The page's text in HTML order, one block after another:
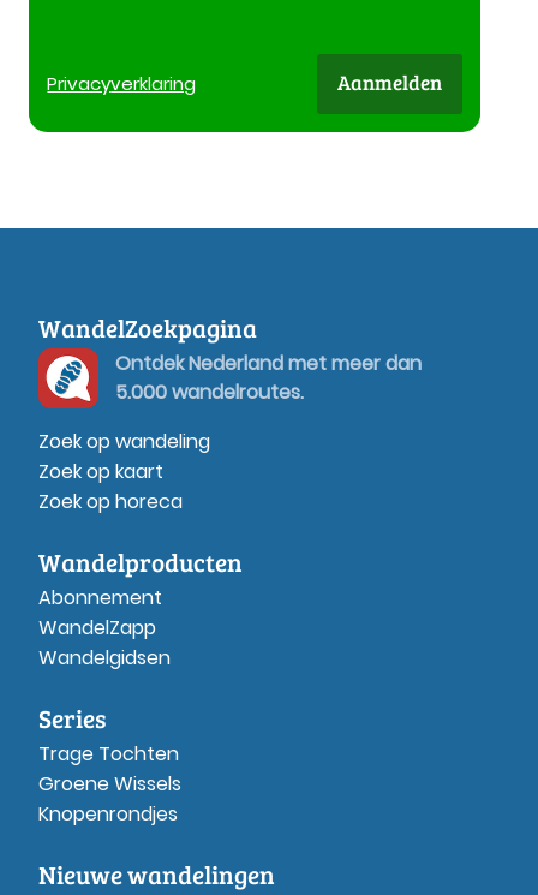
Privacyverklaring Aanmelden
WandelZoekpagina
Ontdek Nederland met meer dan
5.000 wandelroutes.
Zoek op wandeling
Zoek op kaart
Zoek op horeca
Wandelproducten
Abonnement
WandelZapp
Wandelgidsen
Series
Trage Tochten
Groene Wissels
Knopenrondjes
Nieuwe wandelingen